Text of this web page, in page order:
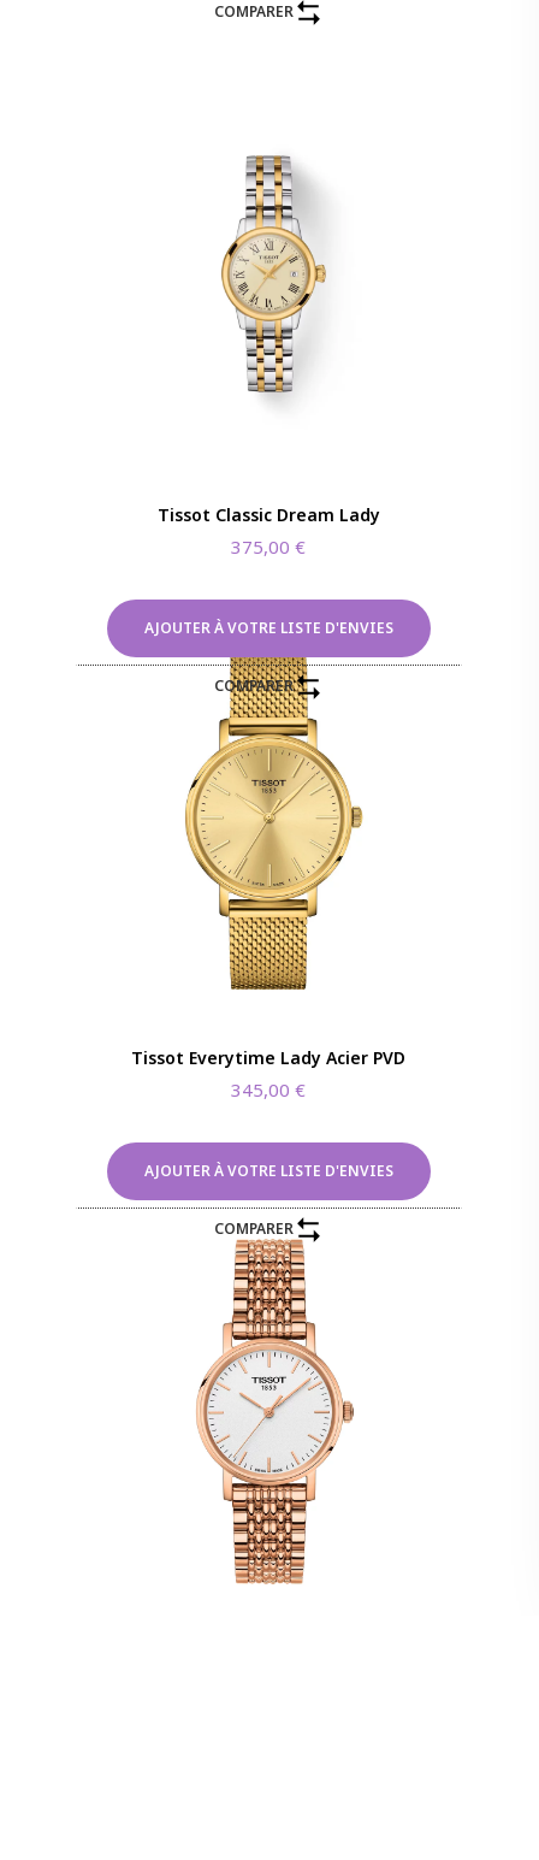
COMPARER
Tissot Classic Dream Lady
375,00€
AJOUTER À VOTRE LISTE D'ENVIES
COMPARER
Tissot Everytime Lady Acier PVD
345,00€
AJOUTER À VOTRE LISTE D'ENVIES
COMPARER